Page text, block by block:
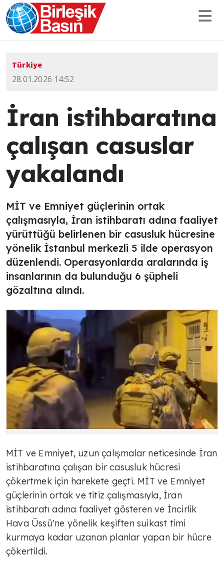
Türkiye
28.01.2026 14:52
İran istihbaratına
çalışan casuslar
yakalandı
MİT ve Emniyet güçlerinin ortak
çalışmasıyla, İran istihbaratı adına faaliyet
yürüttüğü belirlenen bir casusluk hücresine
yönelik İstanbul merkezli 5 ilde operasyon
düzenlendi. Operasyonlarda aralarında iş
insanlarının da bulunduğu 6 şüpheli
gözaltına alındı.
MİT ve Emniyet, uzun çalışmalar neticesinde İran
istihbaratına çalışan bir casusluk hücresi
çökertmek için harekete geçti. MİT ve Emniyet
güçlerinin ortak ve titiz çalışmasıyla, İran
istihbaratı adına faaliyet gösteren ve İncirlik
Hava Üssü'ne yönelik keşiften suikast timi
kurmaya kadar uzanan planlar yapan bir hücre
çökertildi.